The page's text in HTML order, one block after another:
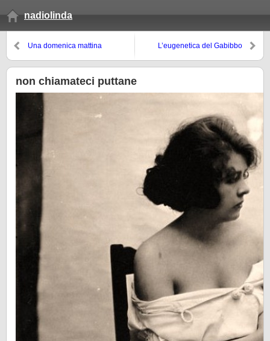
nadiolinda
Una domenica mattina L’eugenetica del Gabibbo
non chiamateci puttane